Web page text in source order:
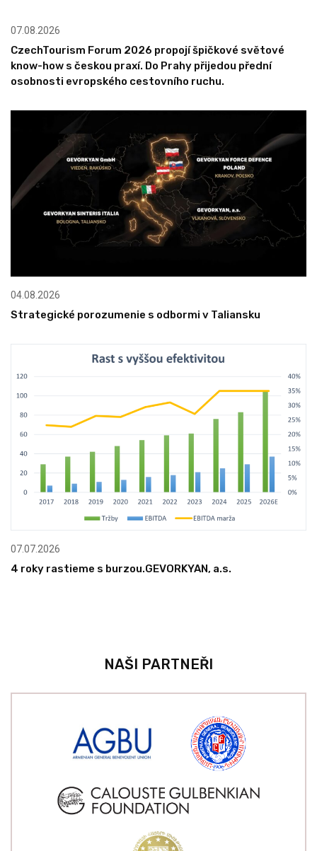
07.08.2026
CzechTourism Forum 2026 propojí špičkové světové
know-how s českou praxí. Do Prahy přijedou přední
osobnosti evropského cestovního ruchu.
04.08.2026
Strategické porozumenie s odbormi v Taliansku
07.07.2026
4 roky rastieme s burzou.GEVORKYAN, a.s.
NAŠI PARTNEŘI